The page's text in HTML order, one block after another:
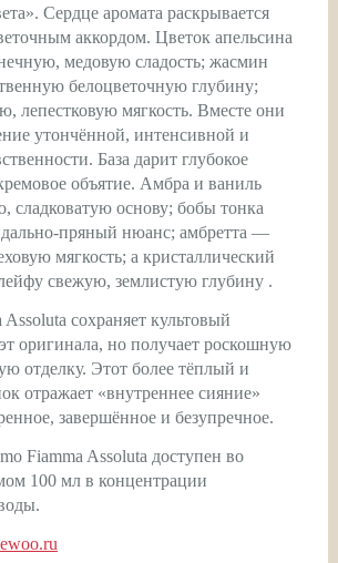
Сердце аромата раскрывается
аккордом. Цветок апельсина
медовую сладость; жасмин
белоцветочную глубину;
мягкость. Вместе они
утончённой, интенсивной и
База дарит глубокое
объятие. Амбра и ваниль
сладковатую основу; бобы тонка
пряный нюанс; амбретта —
мягкость; а кристаллический
свежую, землистую глубину .
сохраняет культовый
оригинала, но получает роскошную
отделку. Этот более тёплый и
отражает «внутреннее сияние»
завершённое и безупречное.
Fiamma Assoluta доступен во
100 мл в концентрации